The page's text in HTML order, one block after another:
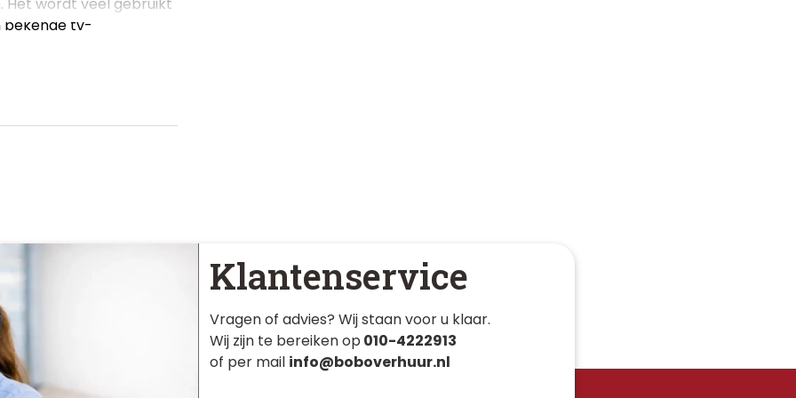
bekende tv-
Klantenservice
Vragen of advies? Wij staan voor u klaar.
Wij zijn te bereiken op 010-4222913
of per mail info@boboverhuur.nl